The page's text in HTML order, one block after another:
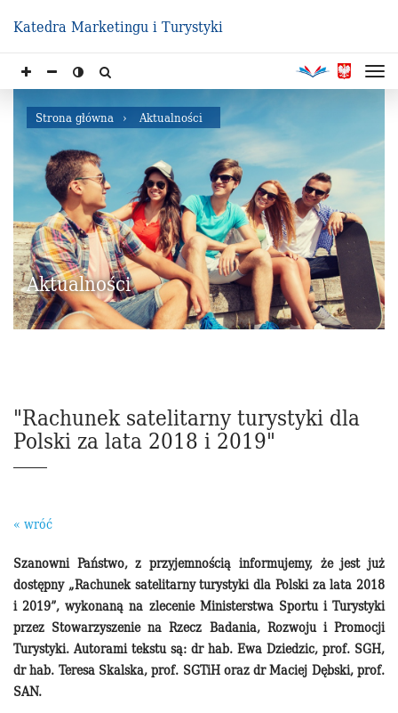
Katedra Marketingu i Turystyki
Strona główna Aktualności
Aktualności
"Rachunek satelitarny turystyki dla
Polski za lata 2018 i 2019"
« wróć
Szanowni Państwo, z przyjemnością informujemy, że jest już
dostępny „Rachunek satelitarny turystyki dla Polski za lata 2018
i 2019”, wykonaną na zlecenie Ministerstwa Sportu i Turystyki
przez Stowarzyszenie na Rzecz Badania, Rozwoju i Promocji
Turystyki. Autorami tekstu są: dr hab. Ewa Dziedzic, prof. SGH,
dr hab. Teresa Skalska, prof. SGTiH oraz dr Maciej Dębski, prof.
SAN.